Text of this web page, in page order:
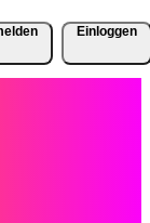
Einloggen